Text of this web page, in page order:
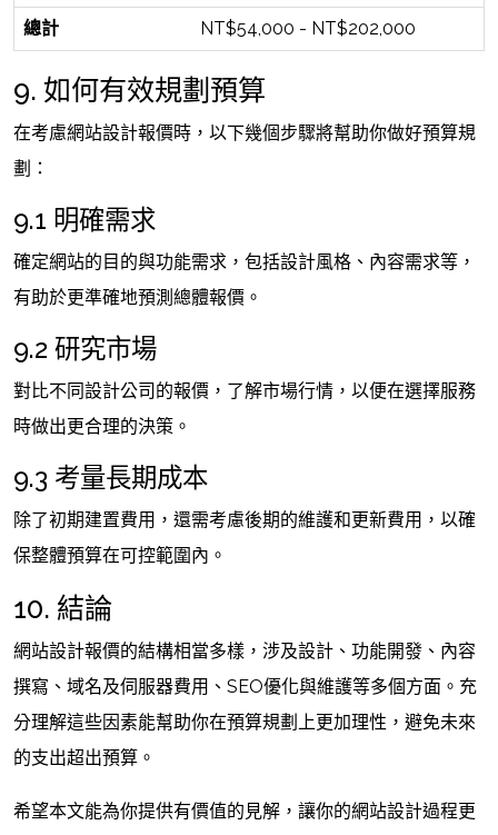
總計 NT$54,000 - NT$202,000
9. 如何有效規劃預算
在考慮網站設計報價時，以下幾個步驟將幫助你做好預算規
劃：
9.1 明確需求
確定網站的目的與功能需求，包括設計風格、內容需求等，
有助於更準確地預測總體報價。
9.2 研究市場
對比不同設計公司的報價，了解市場行情，以便在選擇服務
時做出更合理的決策。
9.3 考量長期成本
除了初期建置費用，還需考慮後期的維護和更新費用，以確
保整體預算在可控範圍內。
10. 結論
網站設計報價的結構相當多樣，涉及設計、功能開發、內容
撰寫、域名及伺服器費用、SEO優化與維護等多個方面。充
分理解這些因素能幫助你在預算規劃上更加理性，避免未來
的支出超出預算。
希望本文能為你提供有價值的見解，讓你的網站設計過程更